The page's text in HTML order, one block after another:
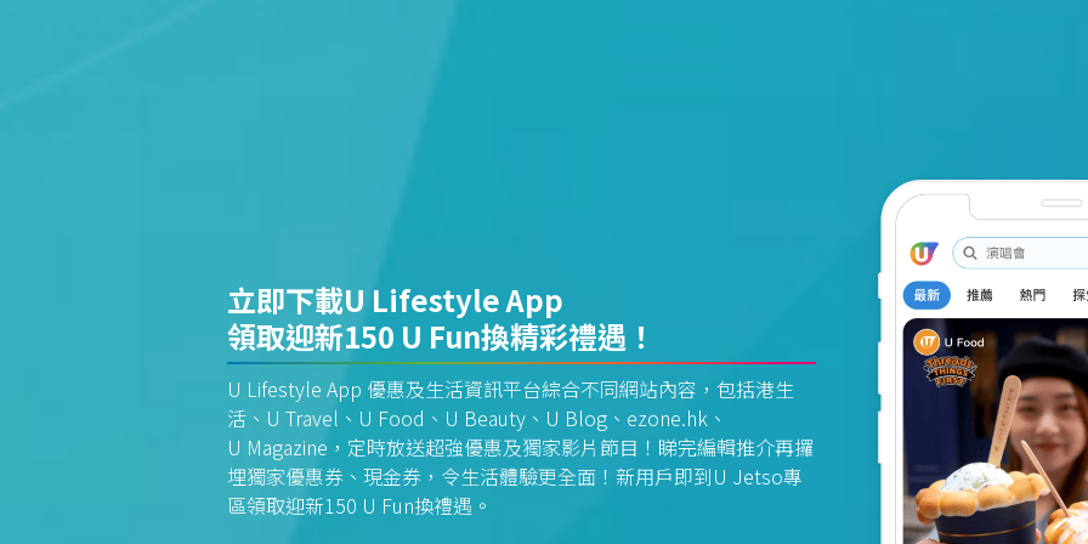
立即下載U Lifestyle App
領取迎新150 U Fun換精彩禮遇！
U Lifestyle App 優惠及生活資訊平台綜合不同網站內容，包括港生
活、U Travel、U Food、U Beauty、U Blog、ezone.hk、
U Magazine，定時放送超強優惠及獨家影片節目！睇完編輯推介再攞
埋獨家優惠券、現金券，令生活體驗更全面！新用戶即到U Jetso專
區領取迎新150 U Fun換禮遇。